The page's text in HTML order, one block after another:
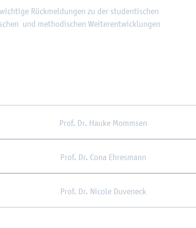
Rück­mel­dun­gen zu der stu­den­ti­schen
und me­tho­di­schen Wei­ter­ent­wick­lun­gen
Prof. Dr. Hauke Momm­sen
Prof. Dr. Cona Eh­re­s­mann
Prof. Dr. Ni­co­le Du­veneck